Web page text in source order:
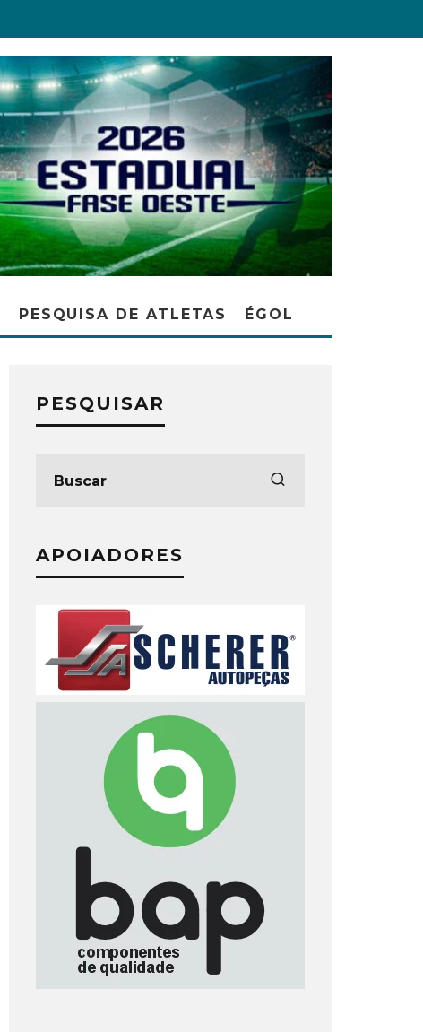
PESQUISA DE ATLETAS ÉGOL
PESQUISAR
APOIADORES